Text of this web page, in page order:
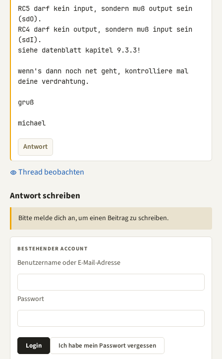
RC5 darf kein input, sondern muß output sein
(sdO).
RC4 darf kein output, sondern muß input sein
(sdI).
siehe datenblatt kapitel 9.3.3!
wenn's dann noch net geht, kontrolliere mal
deine verdrahtung.
gruß
michael
Antwort
Thread beobachten
Antwort schreiben
Bitte melde dich an, um einen Beitrag zu schreiben.
BESTEHENDER ACCOUNT
Benutzername oder E-Mail-Adresse
Passwort